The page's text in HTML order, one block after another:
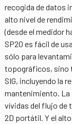
recogida de datos
alto nivel de
(desde el medidor
SP20 es fácil de
sólo para
topográficos, sino
SIG, incluyendo la
mantenimiento. La
vívidas del flujo de
2D portátil. Y el